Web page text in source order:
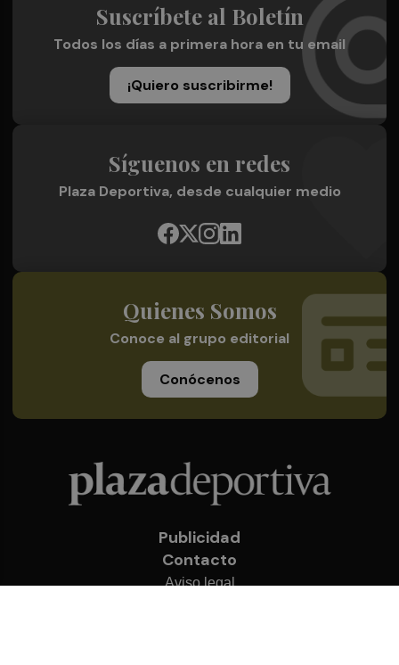
Suscríbete al Boletín
Todos los días a primera hora en tu email
¡Quiero suscribirme!
Síguenos en redes
Plaza Deportiva, desde cualquier medio
Quienes Somos
Conoce al grupo editorial
Conócenos
Publicidad
Contacto
Aviso legal